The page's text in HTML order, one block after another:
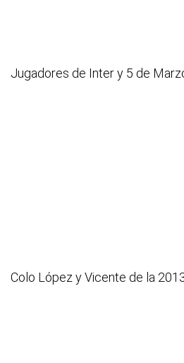
Jugadores de Inter y 5 de
Colo López y Vicente de la